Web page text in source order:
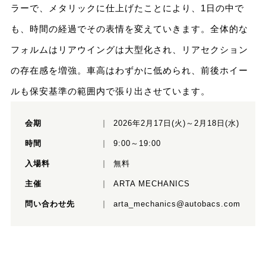
ラーで、メタリックに仕上げたことにより、1日の中で
も、時間の経過でその表情を変えていきます。全体的な
フォルムはリアウイングは大型化され、リアセクション
の存在感を増強。車高はわずかに低められ、前後ホイー
ルも保安基準の範囲内で張り出させています。
会期 2026年2月17日(火)～2月18日(水)
時間 9:00～19:00
入場料 無料
主催 ARTA MECHANICS
問い合わせ先 arta_mechanics@autobacs.com